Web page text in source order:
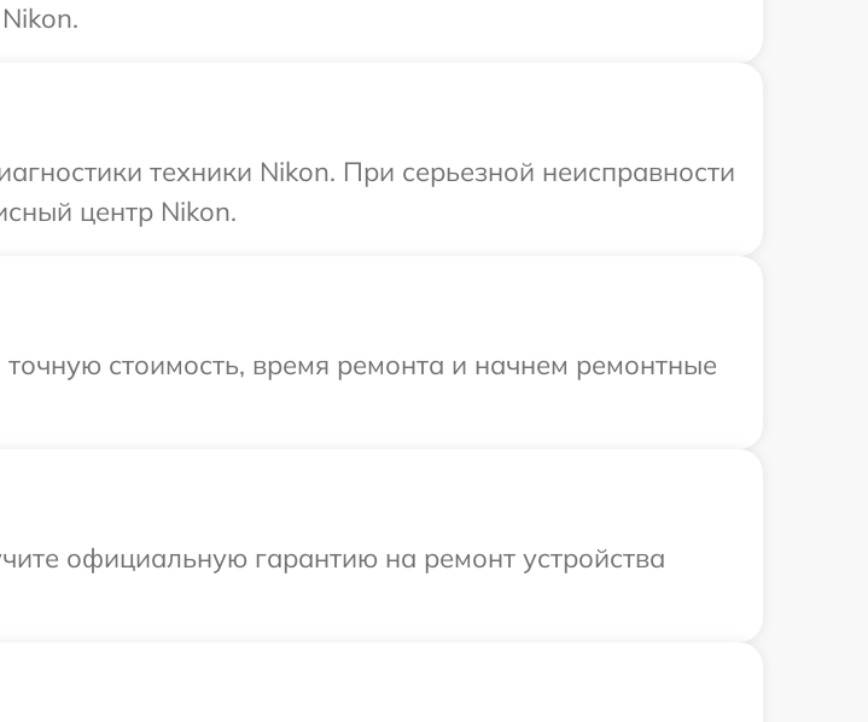
техники Nikon. При серьезной неисправности
центр Nikon.
стоимость, время ремонта и начнем ремонтные
официальную гарантию на ремонт устройства